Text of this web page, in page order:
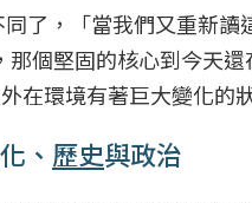
了，「當我們又重新
個堅固的核心到今天
在環境有著巨大變化的
、 歷史與政治